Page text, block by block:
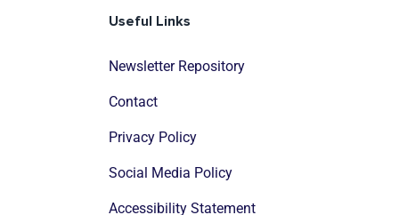
Useful Links
Newsletter Repository
Contact
Privacy Policy
Social Media Policy
Accessibility Statement